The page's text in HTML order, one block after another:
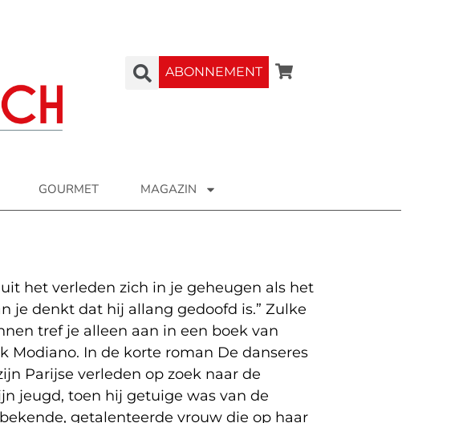
ABONNEMENT
GOURMET MAGAZIN
het verleden zich in je geheugen als het
je denkt dat hij allang gedoofd is.” Zulke
tref je alleen aan in een boek van
Modiano. In de korte roman De danseres
Parijse verleden op zoek naar de
jeugd, toen hij getuige was van de
getalenteerde vrouw die op haar